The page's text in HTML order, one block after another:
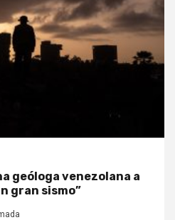
geóloga venezolana a
gran sismo”